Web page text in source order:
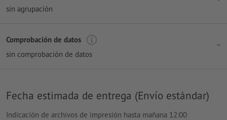
sin agrupación
Comprobación de datos
sin comprobación de datos
Fecha estimada de entrega (Envío estándar)
Indicación de archivos de impresión hasta mañana 12:00